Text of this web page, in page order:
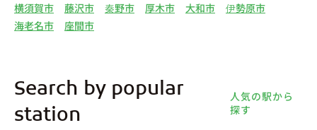
横須賀市
藤沢市 秦野市 厚木市 大和市
伊勢原市
海老名市
座間市
Search by popular
station
人気の駅から
探す